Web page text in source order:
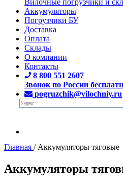
Аккумуляторы
Погрузчики БУ
Доставка
Оплата
Склады
О компании
Контакты
8 800 551 2607
Звонок по России
pogruzchik@vilochniy.ru
Главная / Аккумуляторы тяговые
Аккумуляторы